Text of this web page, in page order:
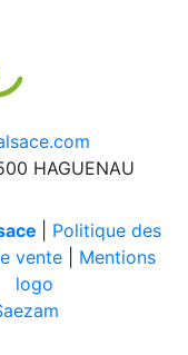
HAGUENAU
Politique des
vente| Mentions